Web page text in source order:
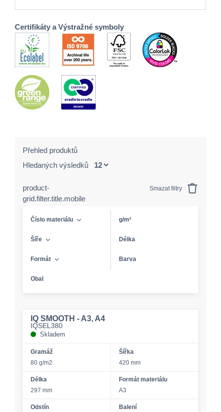
Certifikáty a Výstražné symboly
Přehled produktů
Hledaných výsledků
product-
grid.filter.title.mobile
Smazat filtry
Číslo materiálu g/m²
Šíře Délka
Formát Barva
Obal
IQ SMOOTH - A3, A4
IQSEL380
Skladem
Gramáž
80 g/m2
Šířka
420 mm
Délka
297 mm
Formát materiálu
A3
Odstín Balení